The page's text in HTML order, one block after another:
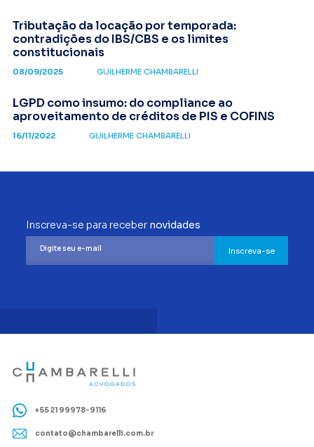
Tributação da locação por temporada:
contradições do IBS/CBS e os limites
constitucionais
08/09/2025 GUILHERME CHAMBARELLI
LGPD como insumo: do compliance ao
aproveitamento de créditos de PIS e COFINS
16/11/2022 GUILHERME CHAMBARELLI
Inscreva-se para receber novidades
Inscreva-se
+55 21 99978-9116
contato@chambarelli.com.br